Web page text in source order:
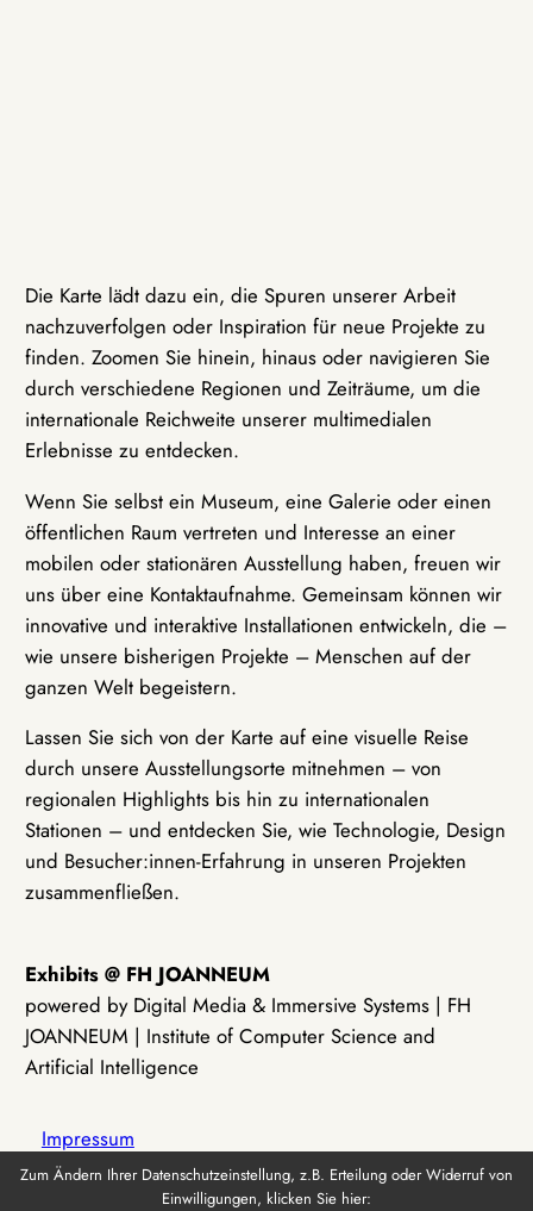
Die Karte lädt dazu ein, die Spuren unserer Arbeit
nachzuverfolgen oder Inspiration für neue Projekte zu
finden. Zoomen Sie hinein, hinaus oder navigieren Sie
durch verschiedene Regionen und Zeiträume, um die
internationale Reichweite unserer multimedialen
Erlebnisse zu entdecken.
Wenn Sie selbst ein Museum, eine Galerie oder einen
öffentlichen Raum vertreten und Interesse an einer
mobilen oder stationären Ausstellung haben, freuen wir
uns über eine Kontaktaufnahme. Gemeinsam können wir
innovative und interaktive Installationen entwickeln, die –
wie unsere bisherigen Projekte – Menschen auf der
ganzen Welt begeistern.
Lassen Sie sich von der Karte auf eine visuelle Reise
durch unsere Ausstellungsorte mitnehmen – von
regionalen Highlights bis hin zu internationalen
Stationen – und entdecken Sie, wie Technologie, Design
und Besucher:innen-Erfahrung in unseren Projekten
zusammenfließen.
Exhibits @ FH JOANNEUM
powered by Digital Media & Immersive Systems | FH
JOANNEUM | Institute of Computer Science and
Artificial Intelligence
Impressum
Zum Ändern Ihrer Datenschutzeinstellung, z.B. Erteilung oder Widerruf von
Einwilligungen, klicken Sie hier: